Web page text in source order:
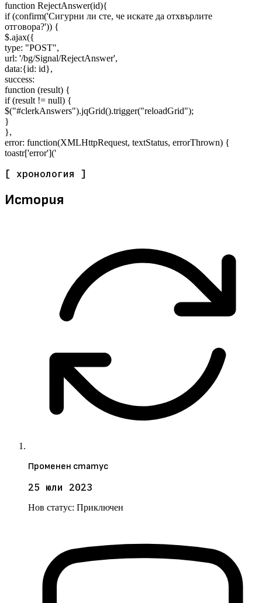
function RejectAnswer(id){
if (confirm('Сигурни ли сте, че искате да отхвърлите
отговора?')) {
$.ajax({
type: "POST",
url: '/bg/Signal/RejectAnswer',
data:{id: id},
success:
function (result) {
if (result != null) {
$("#clerkAnswers").jqGrid().trigger("reloadGrid");
}
},
error: function(XMLHttpRequest, textStatus, errorThrown) {
toastr['error']('
[ хронология ]
История
Променен статус
25 юли 2023
Нов статус: Приключен